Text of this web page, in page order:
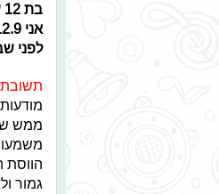
לפני
תשובת
ממש
הווסת
גמור